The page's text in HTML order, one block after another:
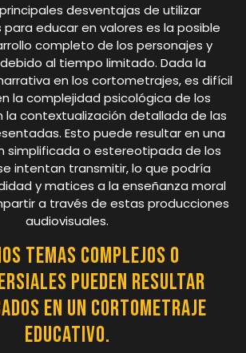
desventajas de utilizar
educar en valores es la posible
completo de los personajes y
al tiempo limitado. Dada la
en los cortometrajes, es difícil
la complejidad psicológica de los
la contextualización detallada de las
Esto puede resultar en una
simplificada o estereotipada de los
intentan transmitir, lo que podría
y matices a la enseñanza moral
a través de estas producciones
audiovisuales.
temas complejos o
pueden resultar
en un cortometraje
educativo.